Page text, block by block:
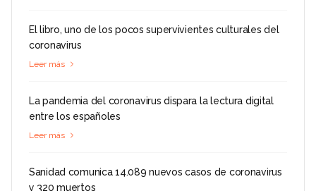
El libro, uno de los pocos supervivientes culturales del
coronavirus
Leer más
La pandemia del coronavirus dispara la lectura digital
entre los españoles
Leer más
Sanidad comunica 14.089 nuevos casos de coronavirus
y 320 muertos